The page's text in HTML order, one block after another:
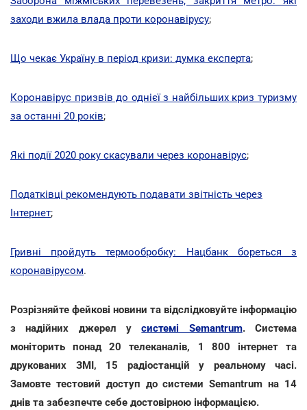
заходи вжила влада проти коронавірусу;
Що чекає Україну в період кризи: думка експерта;
Коронавірус призвів до однієї з найбільших криз туризму
за останні 20 років;
Які події 2020 року скасували через коронавірус;
Податківці рекомендують подавати звітність через
Інтернет;
Гривні пройдуть термообробку: Нацбанк бореться з
коронавірусом.
Розрізняйте фейкові новини та відслідковуйте інформацію
з надійних джерел усистемі Semantrum. Система
моніторить понад 20 телеканалів, 1 800 інтернет та
друкованих ЗМІ, 15 радіостанцій у реальному часі.
Замовте тестовий доступ до системи Semantrum на 14
днів та забезпечте себе достовірною інформацією.